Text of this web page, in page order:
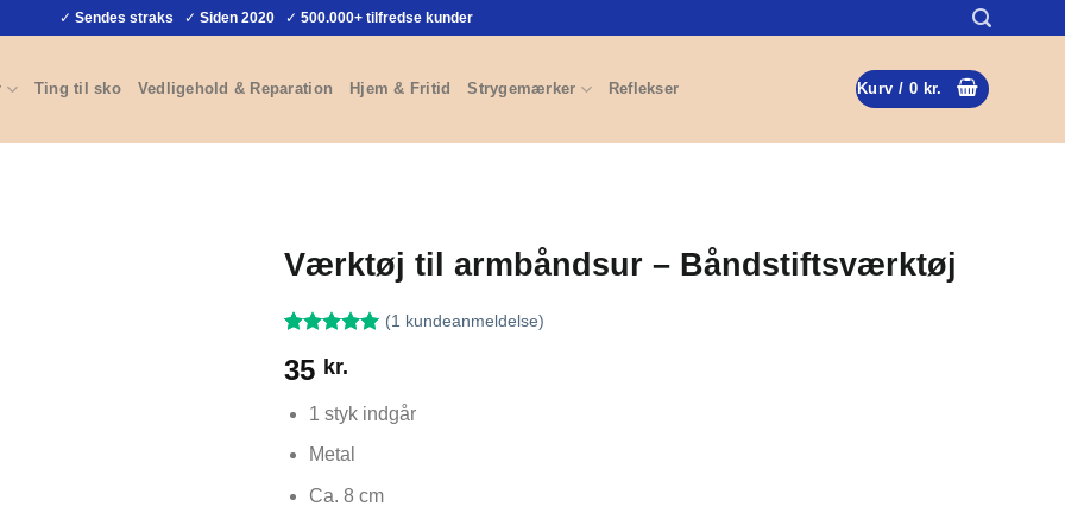
✓ Sendes straks ✓ Siden 2020 ✓ 500.000+ tilfredse kunder
Ting til sko Vedligehold & Reparation Hjem & Fritid Strygemærker Reflekser Kurv / 0 kr.
Værktøj til armbåndsur – Båndstiftsværktøj
som
5ud
af 5 baseret
kundebedømmelse
(1 kundeanmeldelse)
35 kr.
1 styk indgår
Metal
Ca. 8 cm